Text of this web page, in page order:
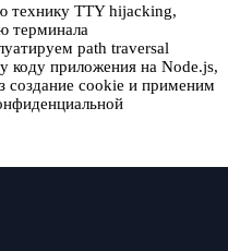
технику TTY hijacking,
терминала
path traversal
коду приложения на Node.js,
создание cookie и применим